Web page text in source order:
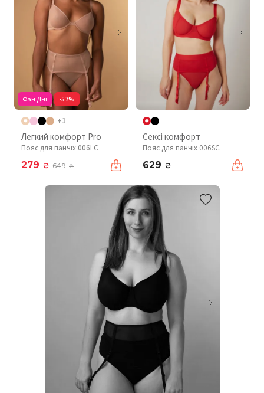
Фан Дні -57%
+1
Легкий комфорт Pro
Пояс для панчіх 006LC
279 ₴ 649₴
Сексі комфорт
Пояс для панчіх 006SC
629 ₴